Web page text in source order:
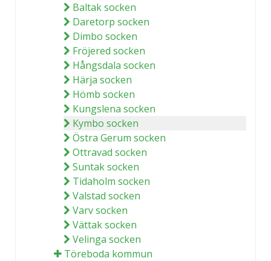
Baltak socken
Daretorp socken
Dimbo socken
Fröjered socken
Hångsdala socken
Härja socken
Hömb socken
Kungslena socken
Kymbo socken
Östra Gerum socken
Ottravad socken
Suntak socken
Tidaholm socken
Valstad socken
Varv socken
Vättak socken
Velinga socken
Töreboda kommun